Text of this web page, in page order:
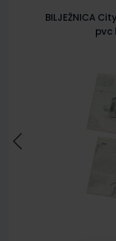
BILJEŽNICA
pvc